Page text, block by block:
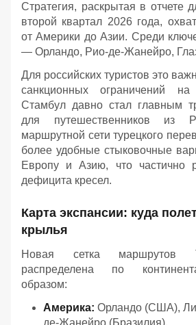
Стратегия, раскрытая в отчете
второй квартал 2026 года,
от Америки до Азии. Среди
— Орландо, Рио-де-Жанейро,
Для российских туристов это
санкционных ограничений
Стамбул давно стал главным
для путешественников из
маршрутной сети турецкого
более удобные стыковочные
Европу и Азию, что частично
дефицита кресел.
Карта экспансии: куда
крылья
Новая сетка маршрутов
распределена по
образом:
Америка: Орландо (США),